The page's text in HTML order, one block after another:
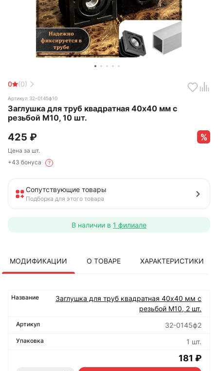
0 (0)
Артикул 32-0145ф10
Заглушка для труб квадратная 40х40 мм с
резьбой М10, 10 шт.
425 ₽
Цена за шт.
+43 бонуса
?
Сопутствующие товары
Подборка для этого товара
В наличии в 1 филиале
МОДИФИКАЦИИ О ТОВАРЕ ХАРАКТЕРИСТИКИ
Заглушка для труб квадратная 40х40 мм с
резьбой М10, 2 шт.
32-0145ф2
1 шт.
181 ₽